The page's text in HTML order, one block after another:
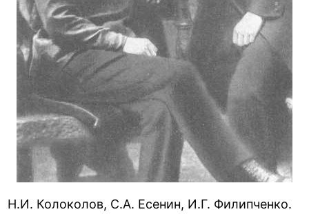
Н.И. Колоколов, С.А. Есенин, И.Г. Филипченко.